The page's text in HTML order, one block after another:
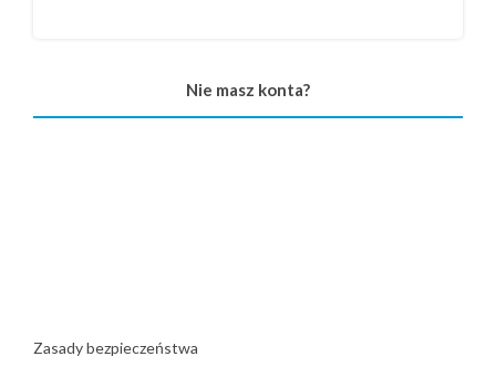
Nie masz konta?
Zasady bezpieczeństwa